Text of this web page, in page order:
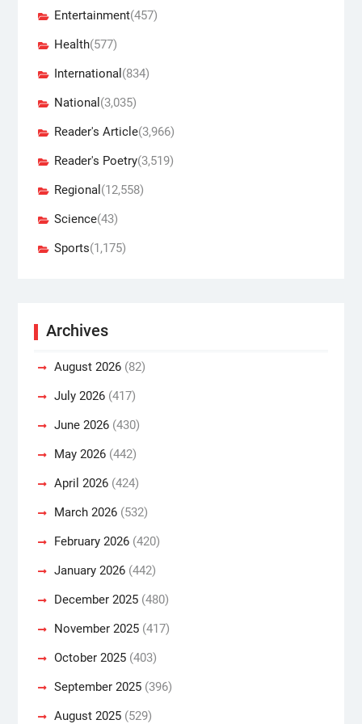
Entertainment(457)
Health(577)
International (834)
National (3,035)
Reader's Article(3,966)
Reader's Poetry(3,519)
Regional (12,558)
Science(43)
Sports(1,175)
Archives
August 2026(82)
July 2026(417)
June 2026(430)
May 2026(442)
April 2026(424)
March 2026(532)
February 2026(420)
January 2026(442)
December 2025(480)
November 2025(417)
October 2025(403)
September 2025(396)
August 2025(529)